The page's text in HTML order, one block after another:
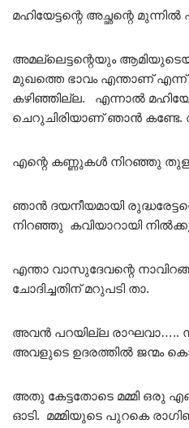
മഹിയേട്ടന്റെ അച്ഛന്റെ മുന്നിൽ
അമല്ലെട്ടന്റെയും
മുഖത്തെ ഭാവം എന്താണ് എന്ന്
കഴിഞ്ഞില്ല. എന്നാൽ
ചെറുചിരിയാണ് ഞാൻ കണ്ടേ.
എന്റെ കണ്ണുകൾ നിറഞ്ഞു
ഞാൻ ദയനീയമായി
നിറഞ്ഞു കവിയാറായി
എന്താ വാസുദേവന്റെ
ചോദിച്ചതിന് മറുപടി താ.
അവൻ പറയില്ല രാഘവാ…..
അവളുടെ ഉദരത്തിൽ ജന്മം
അതു കേട്ടതോടെ മമ്മി ഒരു
ഓടി. മമ്മിയുടെ പുറകെ